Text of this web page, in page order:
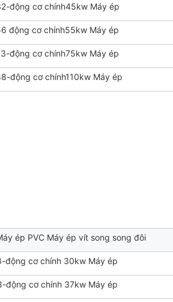
động cơ chính45kw Máy ép
động cơ chính55kw Máy ép
động cơ chính75kw Máy ép
động cơ chính110kw Máy ép
ép PVC Máy ép vít song song đôi
động cơ chính 30kw Máy ép
động cơ chính 37kw Máy ép